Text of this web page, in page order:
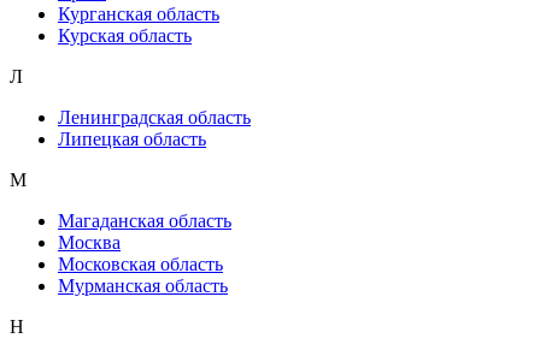
Курганская область
Курская область
Л
Ленинградская область
Липецкая область
М
Магаданская область
Москва
Московская область
Мурманская область
Н